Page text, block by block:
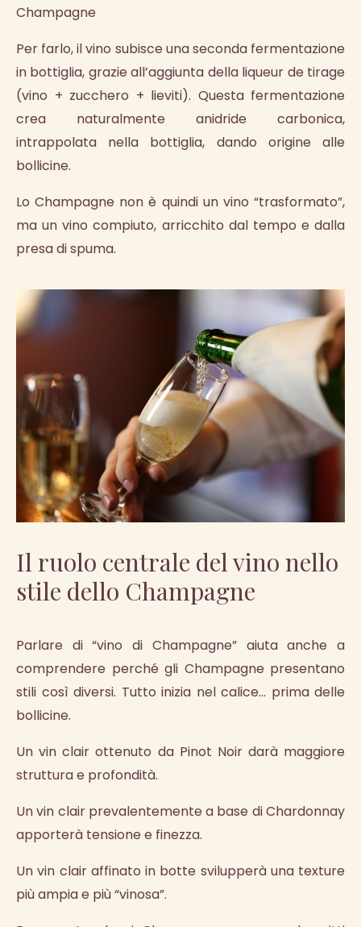
Champagne
Per farlo, il vino subisce una seconda fermentazione
in bottiglia, grazie all’aggiunta della liqueur de tirage
(vino + zucchero + lieviti). Questa fermentazione
crea naturalmente anidride carbonica,
intrappolata nella bottiglia, dando origine alle
bollicine.
Lo Champagne non è quindi un vino “trasformato”,
ma un vino compiuto, arricchito dal tempo e dalla
presa di spuma.
Il ruolo centrale del vino nello
stile dello Champagne
Parlare di “vino di Champagne” aiuta anche a
comprendere perché gli Champagne presentano
stili così diversi. Tutto inizia nel calice… prima delle
bollicine.
Un vin clair ottenuto da Pinot Noir darà maggiore
struttura e profondità.
Un vin clair prevalentemente a base di Chardonnay
apporterà tensione e finezza.
Un vin clair affinato in botte svilupperà una texture
più ampia e più “vinosa”.